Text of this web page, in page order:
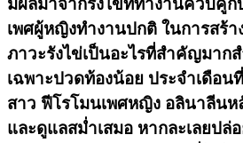
มีผลมาจากรังไข่ที่ทำงานควบคู่กั
เพศผู้หญิงทำงานปกติ ในการสร้
ภาวะรังไข่เป็นอะไรที่สำคัญมาก
เฉพาะปวดท้องน้อย ประจำเดือน
สาว ฟีโรโมนเพศหญิง อลินาลีนห
และดูแลสม่ำเสมอ หากละเลยปล่